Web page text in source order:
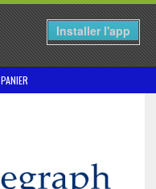
Installer l'app
PANIER